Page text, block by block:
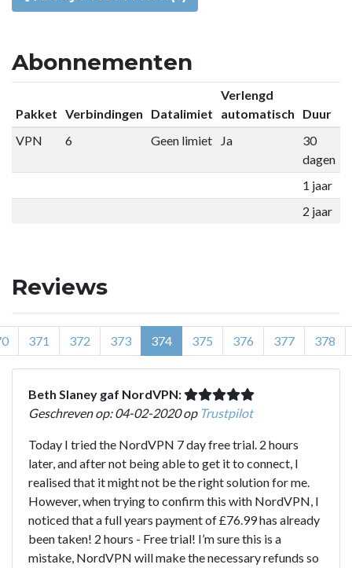
Abonnementen
Pakket Verbindingen Datalimiet
Verlengd
automatisch
Duur
VPN
6 Geen limiet Ja
30
dagen
1 jaar
2 jaar
Reviews
371 372 373 374 375 376 377 378
Beth Slaney gaf NordVPN:
Geschreven op: 04-02-2020 op Trustpilot
Today I tried the NordVPN 7 day free trial. 2 hours
later, and after not being able to get it to connect, I
realised that it might not be the right solution for me.
However, when trying to confirm this with NordVPN, I
noticed that a full years payment of £76.99 has already
been taken! 2 hours - Free trial! I’m sure this is a
mistake, NordVPN will make the necessary refunds so